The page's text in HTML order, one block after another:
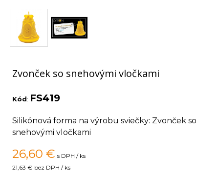
Zvonček so snehovými vločkami
Kód: FS419
Silikónová forma na výrobu sviečky: Zvonček so
snehovými vločkami
26,60 € s DPH / ks
21,63 € bez DPH / ks